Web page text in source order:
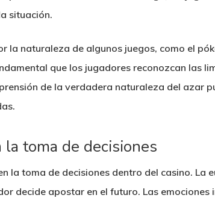
situación.
la naturaleza de algunos juegos, como el
que los jugadores reconozcan las
de la verdadera naturaleza del azar
toma de decisiones
la toma de decisiones dentro del casino.
decide apostar en el futuro. Las emociones